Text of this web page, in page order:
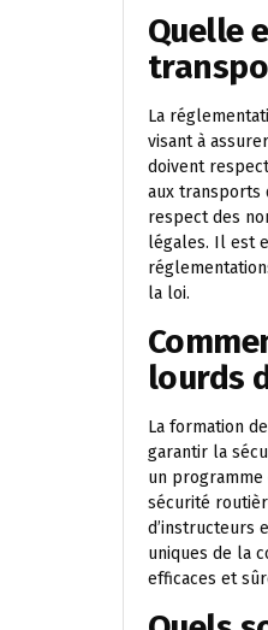
Quelle
La
visant à
doivent
aux transports
respect des
légales. Il est
la loi.
lourds
La formation
garantir la
un
sécurité
d’instructeurs
uniques de la
efficaces et